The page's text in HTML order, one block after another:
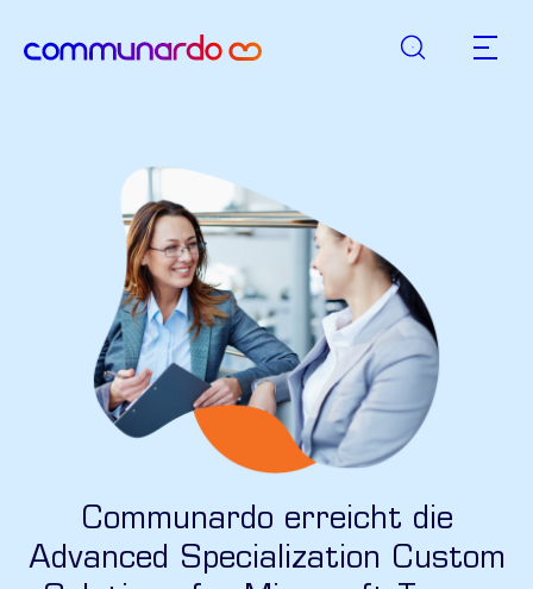
zurück zur Startseite Suche
Communardo erreicht die
Advanced Specialization Custom